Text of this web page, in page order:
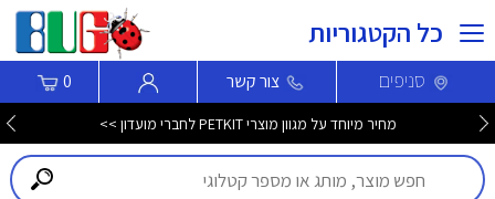
כל הקטגוריות
סניפים צור קשר 0
מחיר מיוחד על מגוון מוצרי PETKIT לחברי מועדון >>